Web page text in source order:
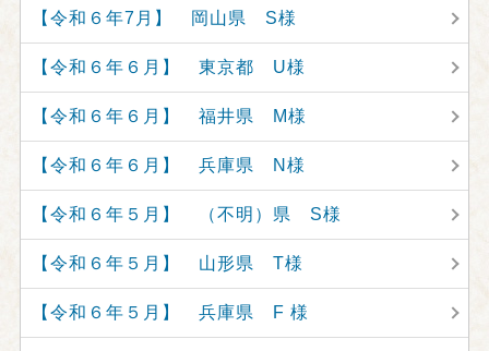
【令和６年7月】 岡山県 S様
【令和６年６月】 東京都 U様
【令和６年６月】 福井県 M様
【令和６年６月】 兵庫県 N様
【令和６年５月】 （不明）県 S様
【令和６年５月】 山形県 T様
【令和６年５月】 兵庫県 F 様